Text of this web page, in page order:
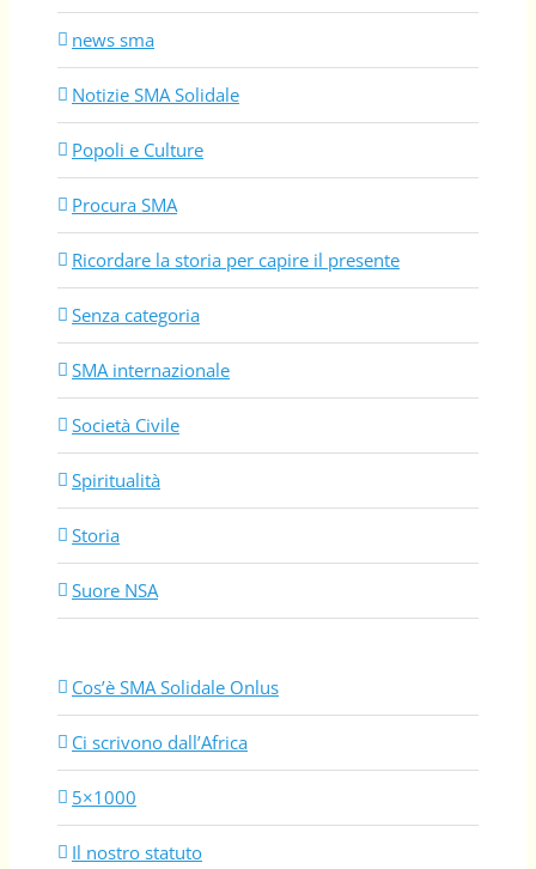
news sma
Notizie SMA Solidale
Popoli e Culture
Procura SMA
Ricordare la storia per capire il presente
Senza categoria
SMA internazionale
Società Civile
Spiritualità
Storia
Suore NSA
Cos’è SMA Solidale Onlus
Ci scrivono dall’Africa
5×1000
Il nostro statuto